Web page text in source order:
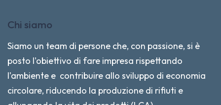
Chi siamo
Siamo un team di persone che, con passione, si è
posto l'obiettivo di fare impresa rispettando
l'ambiente e contribuire allo sviluppo di economia
circolare, riducendo la produzione di rifiuti e